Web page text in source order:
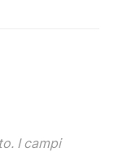
I campi